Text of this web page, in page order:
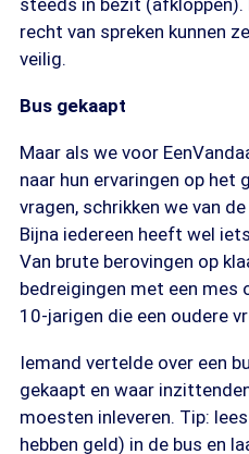
steeds in bezit (afkloppen).
recht van spreken kunnen
veilig.
Bus gekaapt
Maar als we voor
naar hun ervaringen op het
vragen, schrikken we van
Bijna iedereen heeft wel
Van brute berovingen op
bedreigingen met een mes
10-jarigen die een oudere
Iemand vertelde over een
gekaapt en waar
moesten inleveren. Tip:
hebben geld) in de bus en